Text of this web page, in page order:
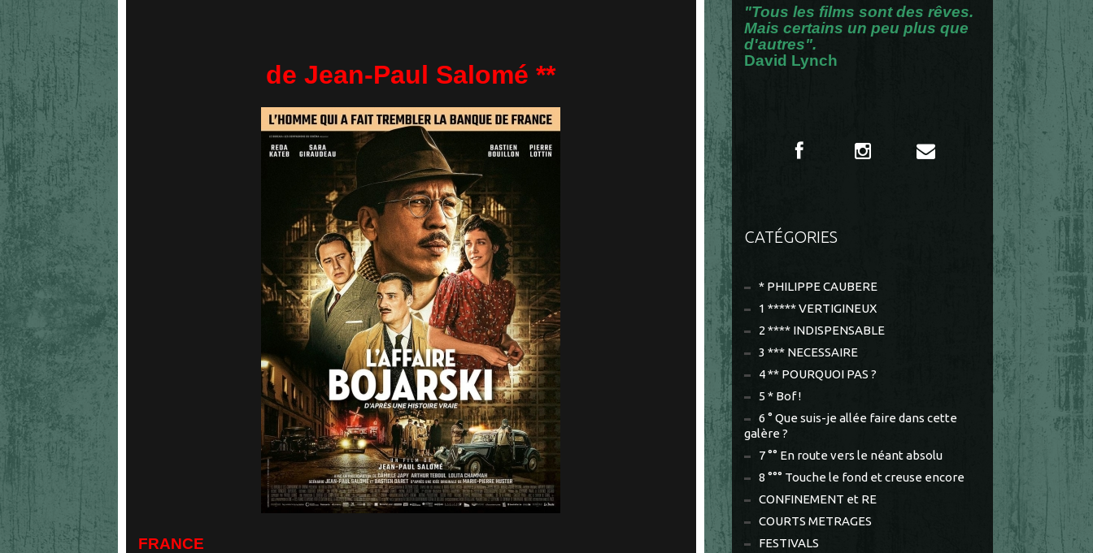
de Jean-Paul Salomé **
FRANCE
"Tous les films sont des rêves.
Mais certains un peu plus que
d'autres".
David Lynch
CATÉGORIES
* PHILIPPE CAUBERE
1 ***** VERTIGINEUX
2 **** INDISPENSABLE
3 *** NECESSAIRE
4 ** POURQUOI PAS ?
5 * Bof !
6 ° Que suis-je allée faire dans cette
galère ?
7 °° En route vers le néant absolu
8 °°° Touche le fond et creuse encore
CONFINEMENT et RE
COURTS METRAGES
FESTIVALS